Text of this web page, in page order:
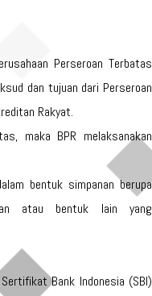
Perseroan Terbatas
dan tujuan dari Perseroan
Rakyat.
maka BPR melaksanakan
bentuk simpanan berupa
atau bentuk lain yang
Bank Indonesia (SBI)